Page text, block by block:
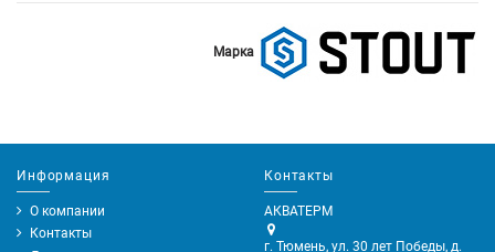
Марка
Информация
О компании
Контакты
Контакты
АКВАТЕРМ
г. Тюмень, ул. 30 лет Победы, д.